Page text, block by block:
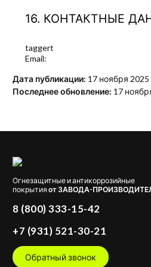
КОНТАКТНЫЕ
taggert
Email:
Дата публикации: 17 ноября 2025
Последнее обновление: 17
Огнезащитные и антикоррозийные
покрытия от ЗАВОДА-
8 (800) 333-15-42
+7 (931) 521-30-21
Обратный звонок